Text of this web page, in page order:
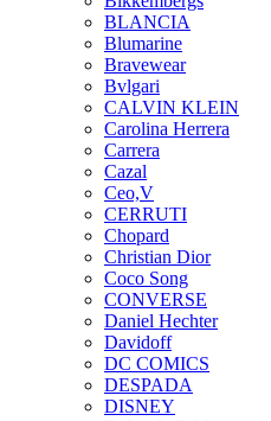
BLANCIA
Blumarine
Bravewear
Bvlgari
CALVIN KLEIN
Carolina Herrera
Carrera
Cazal
Ceo,V
CERRUTI
Chopard
Christian Dior
Coco Song
CONVERSE
Daniel Hechter
Davidoff
DC COMICS
DESPADA
DISNEY